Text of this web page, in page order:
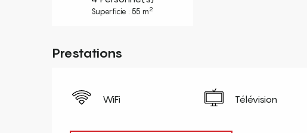
Superficie : 55 m2
Prestations
WiFi Télévision